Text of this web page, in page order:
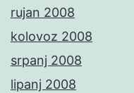
rujan 2008
kolovoz 2008
srpanj 2008
lipanj 2008